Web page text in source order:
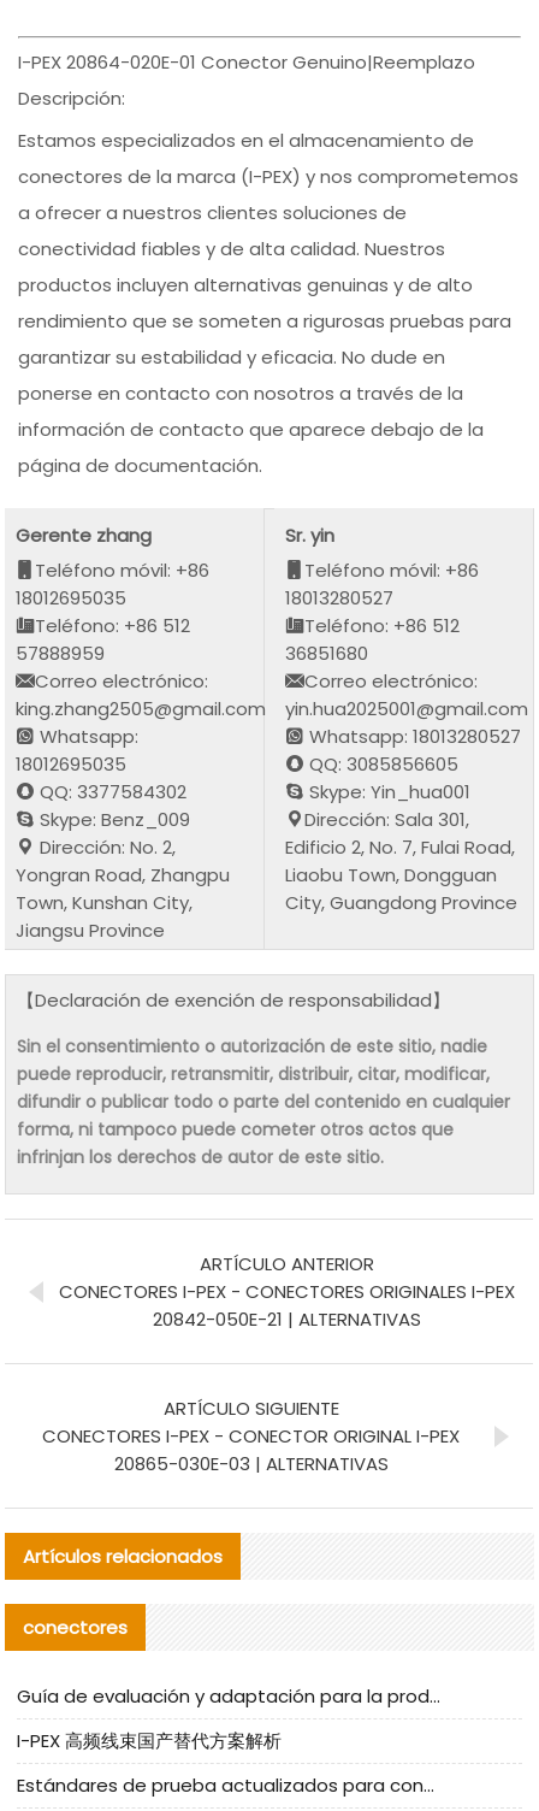
I-PEX 20864-020E-01 Conector Genuino|Reemplazo
Descripción:
Estamos especializados en el almacenamiento de
conectores de la marca (I-PEX) y nos comprometemos
a ofrecer a nuestros clientes soluciones de
conectividad fiables y de alta calidad. Nuestros
productos incluyen alternativas genuinas y de alto
rendimiento que se someten a rigurosas pruebas para
garantizar su estabilidad y eficacia. No dude en
ponerse en contacto con nosotros a través de la
información de contacto que aparece debajo de la
página de documentación.
Gerente zhang
Teléfono móvil: +86
18012695035
Teléfono: +86 512
57888959
Correo electrónico:
king.zhang2505@gmail.com
Whatsapp:
18012695035
QQ: 3377584302
Skype: Benz_009
Dirección: No. 2,
Yongran Road, Zhangpu
Town, Kunshan City,
Jiangsu Province
Sr. yin
Teléfono móvil: +86
18013280527
Teléfono: +86 512
36851680
Correo electrónico:
yin.hua2025001@gmail.com
Whatsapp: 18013280527
QQ: 3085856605
Skype: Yin_hua001
Dirección: Sala 301,
Edificio 2, No. 7, Fulai Road,
Liaobu Town, Dongguan
City, Guangdong Province
【Declaración de exención de responsabilidad】
Sin el consentimiento o autorización de este sitio, nadie
puede reproducir, retransmitir, distribuir, citar, modificar,
difundir o publicar todo o parte del contenido en cualquier
forma, ni tampoco puede cometer otros actos que
infrinjan los derechos de autor de este sitio.
ARTÍCULO ANTERIOR
CONECTORES I-PEX - CONECTORES ORIGINALES I-PEX
20842-050E-21 | ALTERNATIVAS
ARTÍCULO SIGUIENTE
CONECTORES I-PEX - CONECTOR ORIGINAL I-PEX
20865-030E-03 | ALTERNATIVAS
Artículos relacionados
conectores
Guía de evaluación y adaptación para la producción en serie de componentes de cables nacionales para CNC Tech
I-PEX 高频线束国产替代方案解析
Estándares de prueba actualizados para conectores nacionales bajo la referencia de CLIFF